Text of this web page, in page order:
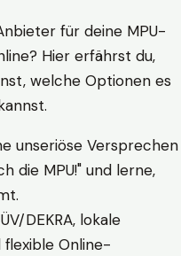
für deine MPU-
Hier erfährst du,
welche Optionen es
unseriöse Versprechen
die MPU!" und lerne,
DEKRA, lokale
flexible Online-